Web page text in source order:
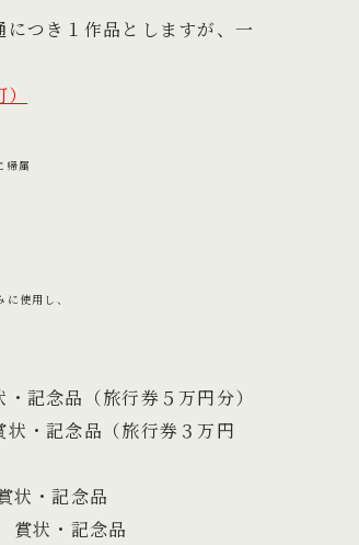
１作品としますが、一
帰属
使用し、
品（旅行券５万円分）
品（旅行券３万円
記念品
念品